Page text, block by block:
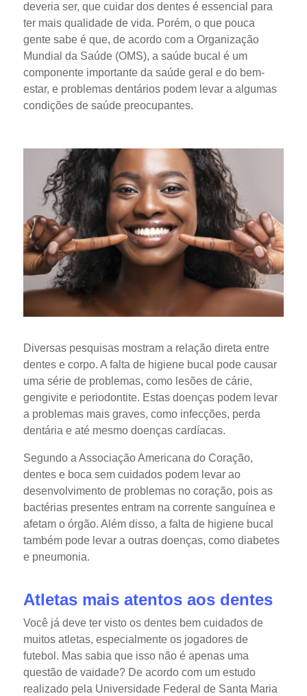
deveria ser, que cuidar dos dentes é essencial para
ter mais qualidade de vida. Porém, o que pouca
gente sabe é que, de acordo com a Organização
Mundial da Saúde (OMS), a saúde bucal é um
componente importante da saúde geral e do bem-
estar, e problemas dentários podem levar a algumas
condições de saúde preocupantes.
Diversas pesquisas mostram a relação direta entre
dentes e corpo. A falta de higiene bucal pode causar
uma série de problemas, como lesões de cárie,
gengivite e periodontite. Estas doenças podem levar
a problemas mais graves, como infecções, perda
dentária e até mesmo doenças cardíacas.
Segundo a Associação Americana do Coração,
dentes e boca sem cuidados podem levar ao
desenvolvimento de problemas no coração, pois as
bactérias presentes entram na corrente sanguínea e
afetam o órgão. Além disso, a falta de higiene bucal
também pode levar a outras doenças, como diabetes
e pneumonia.
Atletas mais atentos aos dentes
Você já deve ter visto os dentes bem cuidados de
muitos atletas, especialmente os jogadores de
futebol. Mas sabia que isso não é apenas uma
questão de vaidade? De acordo com um estudo
realizado pela Universidade Federal de Santa Maria